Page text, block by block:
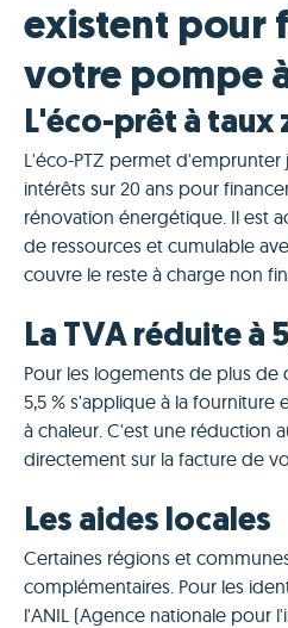
existent pour
votre pompe
L'éco-prêt à taux
L'éco-PTZ permet d'emprunter
intérêts sur 20 ans pour
rénovation énergétique. Il est
de ressources et cumulable
couvre le reste à charge non
La TVA réduite à
Pour les logements de plus de
5,5 % s'applique à la
à chaleur. C'est une réduction
directement sur la facture de
Les aides locales
Certaines régions et
complémentaires. Pour les
l'ANIL (Agence nationale pour